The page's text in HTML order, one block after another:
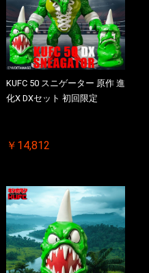
KUFC 50 スニゲーター 原作 進
化X DXセット 初回限定
￥14,812